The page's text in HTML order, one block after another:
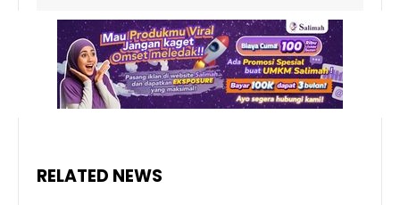
RELATED NEWS